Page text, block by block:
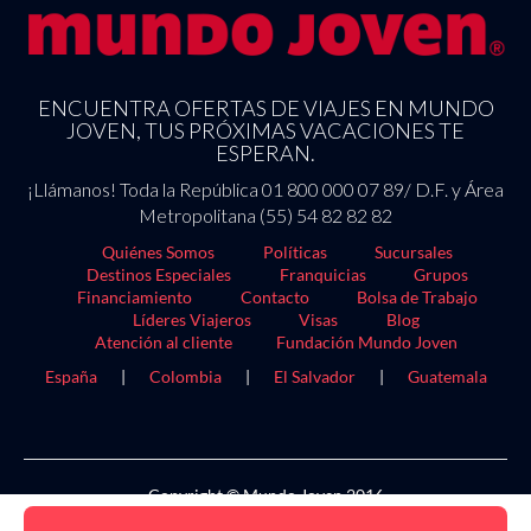
ENCUENTRA OFERTAS DE VIAJES EN MUNDO
JOVEN, TUS PRÓXIMAS VACACIONES TE
ESPERAN.
¡Llámanos! Toda la República 01 800 000 07 89/ D.F. y Área
Metropolitana (55) 54 82 82 82
Quiénes Somos Políticas
Sucursales
Destinos Especiales
Franquicias
Grupos
Financiamiento
Contacto
Bolsa de Trabajo
Líderes Viajeros
Visas
Blog
Atención al cliente
Fundación Mundo Joven
España
| Colombia | El Salvador | Guatemala
Copyright © Mundo Joven 2016